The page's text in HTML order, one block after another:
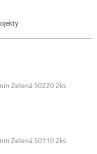
Zelená 50220 2ks
Zelená 50110 2ks